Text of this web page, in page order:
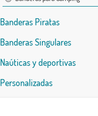
Banderas Piratas
Banderas Singulares
Naúticasydeportivas
Personalizadas